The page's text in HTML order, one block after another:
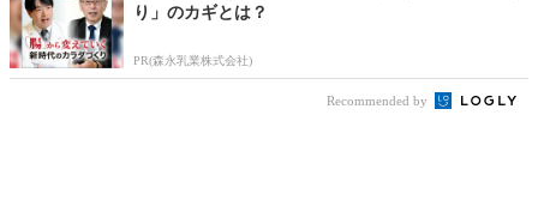
り」のカギとは？
PR(森永乳業株式会社)
Recommended by